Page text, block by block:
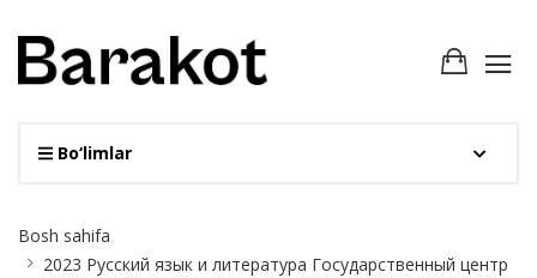
Bo‘limlar
Breadcrumb
Bosh sahifa
2023 Русский язык и литература Государственный центр